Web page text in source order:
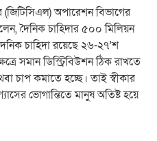
(জিটিসিএল) অপারেশন বিভাগের
দৈনিক চাহিদার ৫০০ মিলিয়ন
চাহিদা রয়েছে ২৬-২৭’শ
সমান ডিস্ট্রিবিউশন ঠিক রাখতে
চাপ কমাতে হচ্ছে। তাই স্বীকার
ভোগান্তিতে মানুষ অতিষ্ট হয়ে